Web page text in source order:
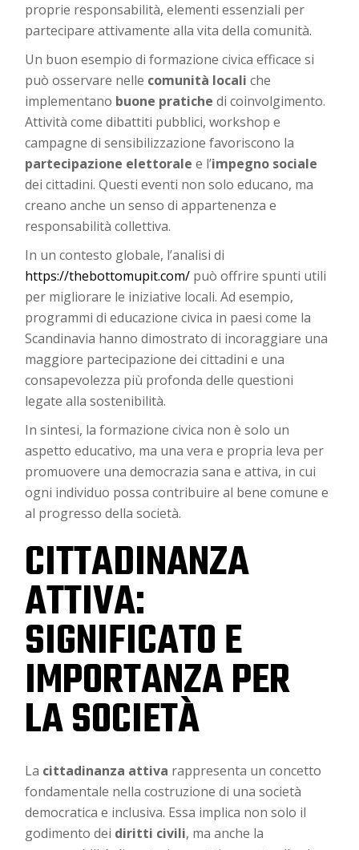
proprie responsabilità, elementi essenziali per
partecipare attivamente alla vita della comunità.
Un buon esempio di formazione civica efficace si
può osservare nelle comunità locali che
implementano buone pratiche di coinvolgimento.
Attività come dibattiti pubblici, workshop e
campagne di sensibilizzazione favoriscono la
partecipazione elettorale e l’impegno sociale
dei cittadini. Questi eventi non solo educano, ma
creano anche un senso di appartenenza e
responsabilità collettiva.
In un contesto globale, l’analisi di
https://thebottomupit.com/ può offrire spunti utili
per migliorare le iniziative locali. Ad esempio,
programmi di educazione civica in paesi come la
Scandinavia hanno dimostrato di incoraggiare una
maggiore partecipazione dei cittadini e una
consapevolezza più profonda delle questioni
legate alla sostenibilità.
In sintesi, la formazione civica non è solo un
aspetto educativo, ma una vera e propria leva per
promuovere una democrazia sana e attiva, in cui
ogni individuo possa contribuire al bene comune e
al progresso della società.
CITTADINANZA
ATTIVA:
SIGNIFICATO E
IMPORTANZA PER
LA SOCIETÀ
La cittadinanza attiva rappresenta un concetto
fondamentale nella costruzione di una società
democratica e inclusiva. Essa implica non solo il
godimento dei diritti civili, ma anche la